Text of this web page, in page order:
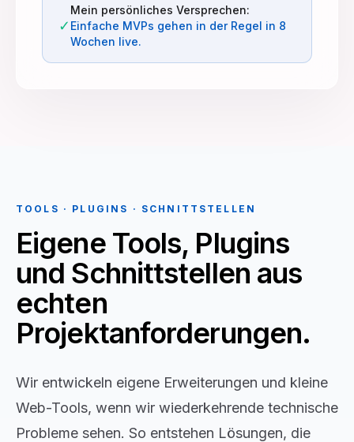
✓
Mein persönliches Versprechen:
Einfache MVPs gehen in der Regel in 8
Wochen live.
TOOLS · PLUGINS · SCHNITTSTELLEN
Eigene Tools, Plugins
und Schnittstellen aus
echten
Projektanforderungen.
Wir entwickeln eigene Erweiterungen und kleine
Web-Tools, wenn wir wiederkehrende technische
Probleme sehen. So entstehen Lösungen, die